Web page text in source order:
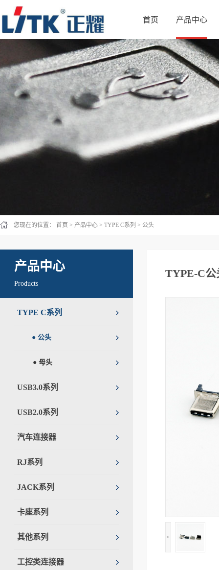
首页 产品中心
您现在的位置： 首页 > 产品中心 > TYPE C系列 > 公头
产品中心
Products
TYPE C系列
● 公头
● 母头
USB3.0系列
USB2.0系列
汽车连接器
RJ系列
JACK系列
卡座系列
其他系列
工控类连接器
TYPE-C公
<